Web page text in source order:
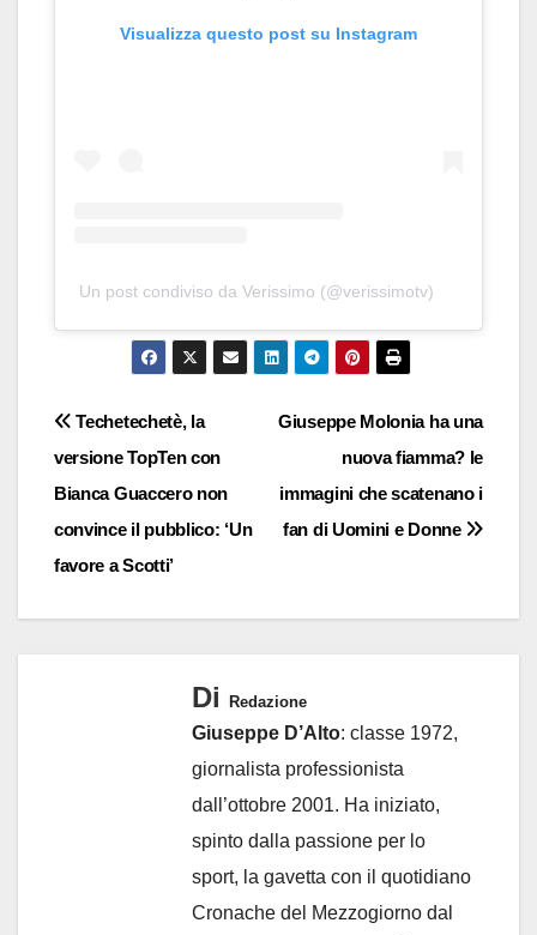
Visualizza questo post su Instagram
Un post condiviso da Verissimo (@verissimotv)
Navigazione
articoli
Giuseppe Molonia ha una
nuova fiamma? le
immagini che scatenano i
fan di Uomini e Donne
Techetechetè, la
versione TopTen con
Bianca Guaccero non
convince il pubblico: ‘Un
favore a Scotti’
Di Redazione
Giuseppe D’Alto: classe 1972,
giornalista professionista
dall’ottobre 2001. Ha iniziato,
spinto dalla passione per lo
sport, la gavetta con il quotidiano
Cronache del Mezzogiorno dal